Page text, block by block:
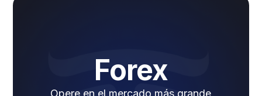
Forex
Opere en el mercado más grande